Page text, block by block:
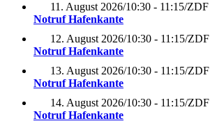
11. August 2026/10:30 - 11:15/ZDF
Notruf Hafenkante
12. August 2026/10:30 - 11:15/ZDF
Notruf Hafenkante
13. August 2026/10:30 - 11:15/ZDF
Notruf Hafenkante
14. August 2026/10:30 - 11:15/ZDF
Notruf Hafenkante